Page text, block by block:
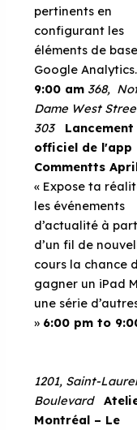
pertinents en
configurant les
éléments de
Google
9:00 am 368,
Dame West
303
Lancement
officiel de l'app
Commentts
« Expose ta
les événements
d’actualité à
d’un fil de
cours la chance
gagner un iPad
une série
» 6:00 pm to
1201, Saint-
Boulevard
Montréal – Le